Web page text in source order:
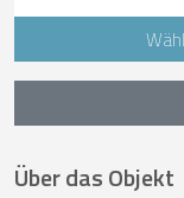
Über das Objekt